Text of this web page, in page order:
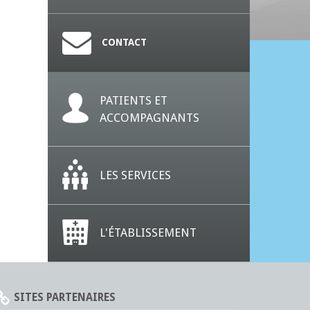
CONTACT
PATIENTS ET
ACCOMPAGNANTS
LES SERVICES
L'ÉTABLISSEMENT
SITES PARTENAIRES